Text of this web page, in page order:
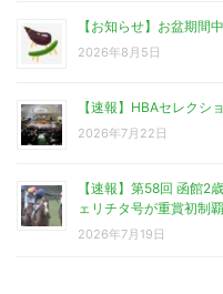
【お知らせ】お盆期間
2026年8月5日
【速報】HBAセレクシ
2026年7月22日
【速報】第58回 函館
ェリチタ号が重賞初制覇
2026年7月19日